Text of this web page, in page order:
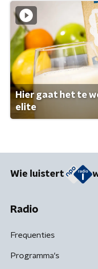
Hier gaat het te
elite
Wie luistert
Radio
Frequenties
Programma's